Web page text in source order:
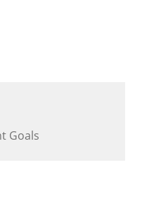
Goals